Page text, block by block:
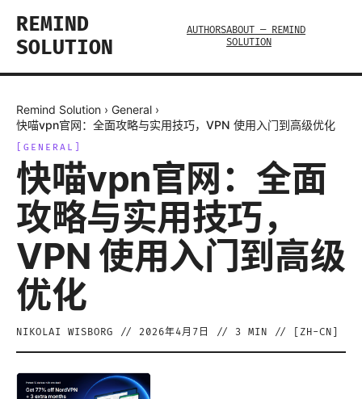
REMIND
SOLUTION
AUTHORSABOUT — REMIND
SOLUTION
Remind Solution › General ›
快喵vpn官网：全面攻略与实用技巧，VPN 使用入门到高级优化
GENERAL
快喵vpn官网：全面
攻略与实用技巧，
VPN 使用入门到高级
优化
NIKOLAI WISBORG // 2026年4月7日 // 3 MIN // [ ZH-CN